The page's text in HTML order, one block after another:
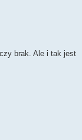
brak. Ale i tak jest